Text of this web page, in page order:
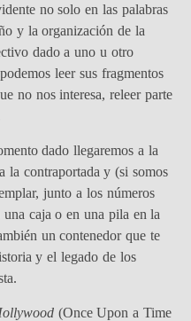
no solo en las palabras
y la organización de la
dado a uno u otro
leer sus fragmentos
no nos interesa, releer parte
dado llegaremos a la
la contraportada y (si somos
junto a los números
caja o en una pila en la
un contenedor que te
y el legado de los
(Once Upon a Time